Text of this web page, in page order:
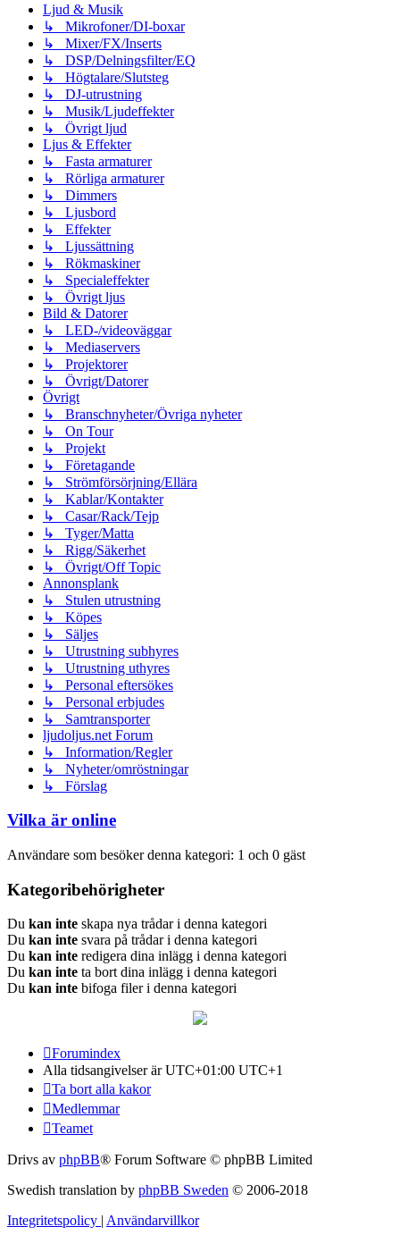
Ljud & Musik
↳ Mikrofoner/DI-boxar
↳ Mixer/FX/Inserts
↳ DSP/Delningsfilter/EQ
↳ Högtalare/Slutsteg
↳ DJ-utrustning
↳ Musik/Ljudeffekter
↳ Övrigt ljud
Ljus & Effekter
↳ Fasta armaturer
↳ Rörliga armaturer
↳ Dimmers
↳ Ljusbord
↳ Effekter
↳ Ljussättning
↳ Rökmaskiner
↳ Specialeffekter
↳ Övrigt ljus
Bild & Datorer
↳ LED-/videoväggar
↳ Mediaservers
↳ Projektorer
↳ Övrigt/Datorer
Övrigt
↳ Branschnyheter/Övriga nyheter
↳ On Tour
↳ Projekt
↳ Företagande
↳ Strömförsörjning/Ellära
↳ Kablar/Kontakter
↳ Casar/Rack/Tejp
↳ Tyger/Matta
↳ Rigg/Säkerhet
↳ Övrigt/Off Topic
Annonsplank
↳ Stulen utrustning
↳ Köpes
↳ Säljes
↳ Utrustning subhyres
↳ Utrustning uthyres
↳ Personal eftersökes
↳ Personal erbjudes
↳ Samtransporter
ljudoljus.net Forum
↳ Information/Regler
↳ Nyheter/omröstningar
↳ Förslag
Vilka är online
Användare som besöker denna kategori: 1 och 0 gäst
Kategoribehörigheter
Du kan inte skapa nya trådar i denna kategori
Du kan inte svara på trådar i denna kategori
Du kan inte redigera dina inlägg i denna kategori
Du kan inte ta bort dina inlägg i denna kategori
Du kan inte bifoga filer i denna kategori
Forumindex
Alla tidsangivelser är UTC+01:00 UTC+1
Ta bort alla kakor
Medlemmar
Teamet
Drivs av phpBB® Forum Software © phpBB Limited
Swedish translation by phpBB Sweden © 2006-2018
Integritetspolicy Användarvillkor